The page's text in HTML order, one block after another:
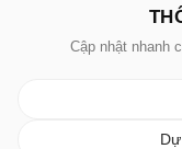
Cập nhật nhanh